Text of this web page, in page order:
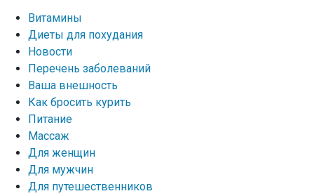
Витамины
Диеты для похудания
Новости
Перечень заболеваний
Ваша внешность
Как бросить курить
Питание
Массаж
Для женщин
Для мужчин
Для путешественников